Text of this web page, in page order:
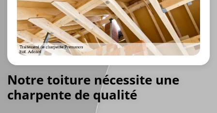
Notre toiture nécessite une
charpente de qualité